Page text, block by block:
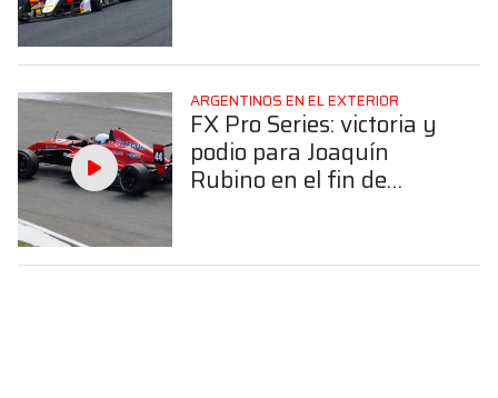
ARGENTINOS EN EL EXTERIOR
FX Pro Series: victoria y
podio para Joaquín
Rubino en el fin de